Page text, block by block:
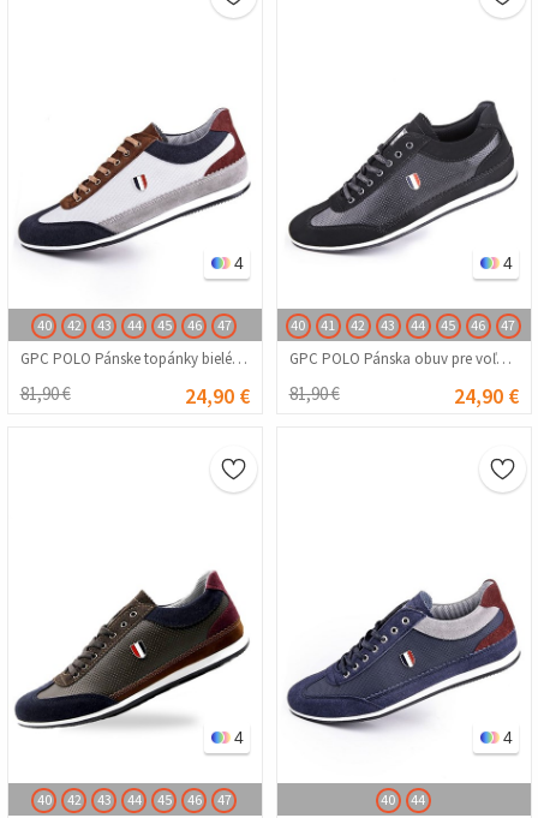
4
40 42 43 44 45 46 47
GPC POLO Pánske topánky bielé 201904
81,90 € 24,90 €
4
40 41 42 43 44 45 46 47
GPC POLO Pánska obuv pre voľný čas čierná 201985
81,90 € 24,90 €
4
40 42 43 44 45 46 47
4
40 44